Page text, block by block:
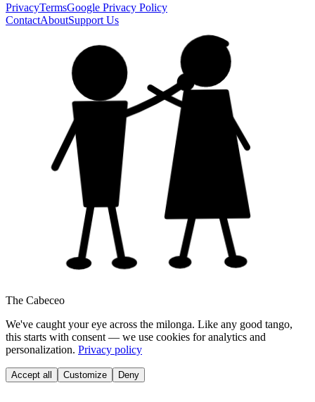
PrivacyTermsGoogle Privacy Policy
ContactAboutSupport Us
The Cabeceo
We've caught your eye across the milonga. Like any good tango,
this starts with consent — we use cookies for analytics and
personalization. Privacy policy
Accept all Customize Deny